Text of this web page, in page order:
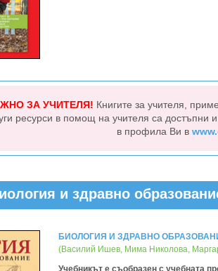
ЗА УЧИТЕЛЯ! Книгите за учителя,
ресурси в помощ на учителя са достъпни
в профила Ви в
и здравно
БИОЛОГИЯ И ЗДРАВНО
(Василий Ишев, Мима Николова,
Учебникът е съобразен с учебната